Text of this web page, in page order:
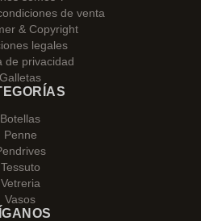
de venta
& Copyright
legales
de privacidad
Galletas
Botellas
Penne
Tessuto
Vetreria
Vasos